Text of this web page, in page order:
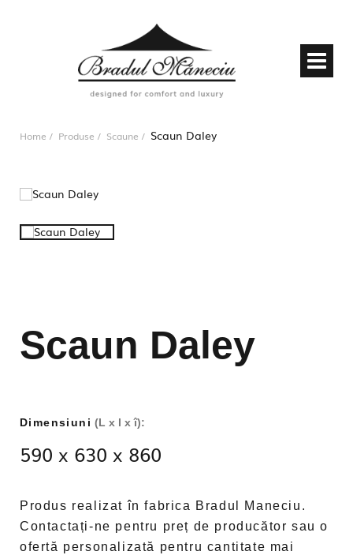
Home Produse Scaune Scaun Daley
Scaun Daley
Dimensiuni (L x l x î):
590 x 630 x 860
Produs realizat în fabrica Bradul Maneciu.
Contactați-ne pentru preț de producător sau o
ofertă personalizată pentru cantitate mai